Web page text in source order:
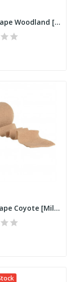
Fabric Tape Woodland [Miltec]
Camo Tape Coyote [Miltec]